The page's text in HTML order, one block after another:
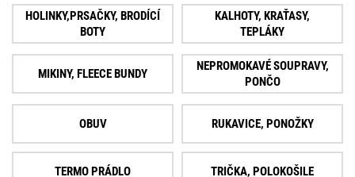
HOLINKY,PRSAČKY, BRODÍCÍ
BOTY
KALHOTY, KRAŤASY,
TEPLÁKY
MIKINY, FLEECE BUNDY
NEPROMOKAVÉ SOUPRAVY,
PONČO
OBUV RUKAVICE, PONOŽKY
TERMO PRÁDLO TRIČKA, POLOKOŠILE